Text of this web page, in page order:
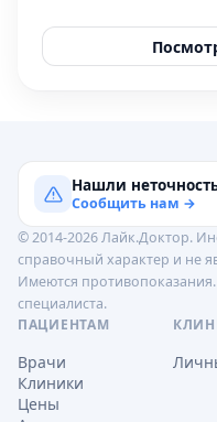
Нашли
Сообщить нам →
© 2014-2026 Лайк.Доктор.
справочный характер и не
Имеются
специалиста.
ПАЦИЕНТАМ
Врачи
Клиники
Цены